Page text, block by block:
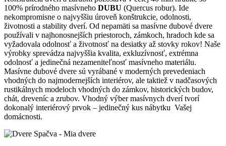
100% prírodného masívneho DUBU (Quercus robur). Ide
nekompromisne o najvyššiu úroveň konštrukcie, odolnosti,
životnosti a stability dverí. Od nepamäti sa masívne dubové dvere
používali v najhonosnejších priestoroch, zámkoch, hradoch kde sa
vyžadovala odolnosť a životnosť na desiatky až stovky rokov! Naše
výrobky sprevádza najvyššia kvalita, exkluzívnosť, extrémna
odolnosť a jedinečná nezameniteľnosť masívneho materiálu.
Masívne dubové dvere sú vyrábané v moderných prevedeniach
vhodných do najmodernejších interiérov, ale taktiež v nadčasových
rustikálnych modeloch vhodných do zámkov, historických budov,
chát, dreveníc a zrubov. Vhodný výber masívnych dverí tvorí
dokonalý interiérový prvok – jedinečný kus nábytku Vašej
domácnosti.